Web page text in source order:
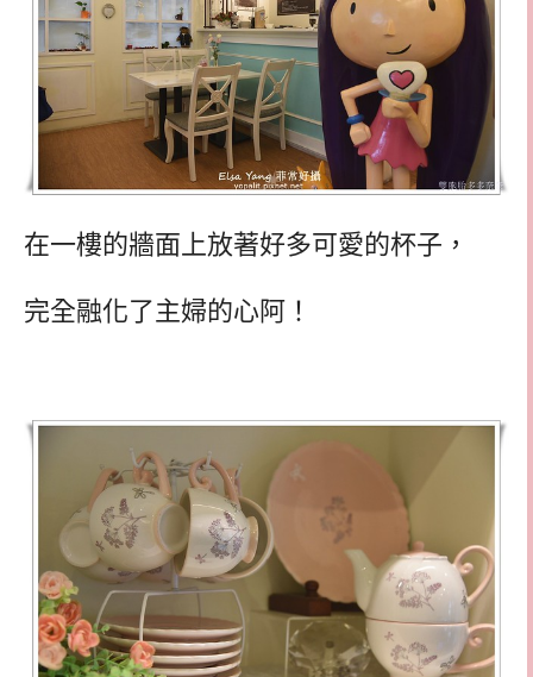
在一樓的牆面上放著好多可愛的杯子，
完全融化了主婦的心阿！